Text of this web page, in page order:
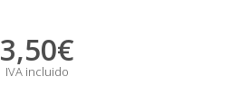
3,50€
IVA incluido